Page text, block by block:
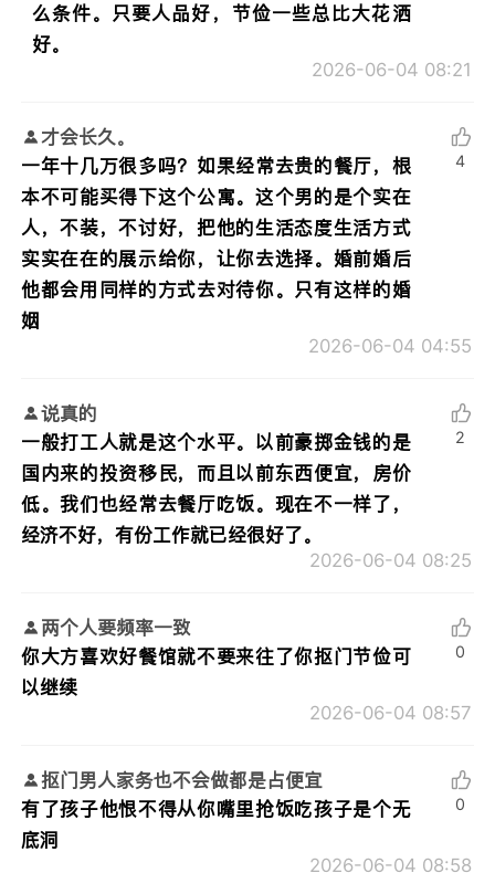
么条件。只要人品好，节俭一些总比大花洒
好。
2026-06-04 08:21
才会长久。
一年十几万很多吗？如果经常去贵的餐厅，根
本不可能买得下这个公寓。这个男的是个实在
人，不装，不讨好，把他的生活态度生活方式
实实在在的展示给你，让你去选择。婚前婚后
他都会用同样的方式去对待你。只有这样的婚
姻
2026-06-04 04:55
4
说真的
一般打工人就是这个水平。以前豪掷金钱的是
国内来的投资移民，而且以前东西便宜，房价
低。我们也经常去餐厅吃饭。现在不一样了，
经济不好，有份工作就已经很好了。
2026-06-04 08:25
2
两个人要频率一致
你大方喜欢好餐馆就不要来往了你抠门节俭可
以继续
2026-06-04 08:57
0
抠门男人家务也不会做都是占便宜
有了孩子他恨不得从你嘴里抢饭吃孩子是个无
底洞
2026-06-04 08:58
0